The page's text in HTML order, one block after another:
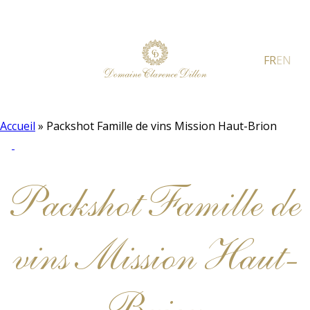
FREN
Accueil » Packshot Famille de vins Mission Haut-Brion
Packshot Famille de
vins Mission Haut-